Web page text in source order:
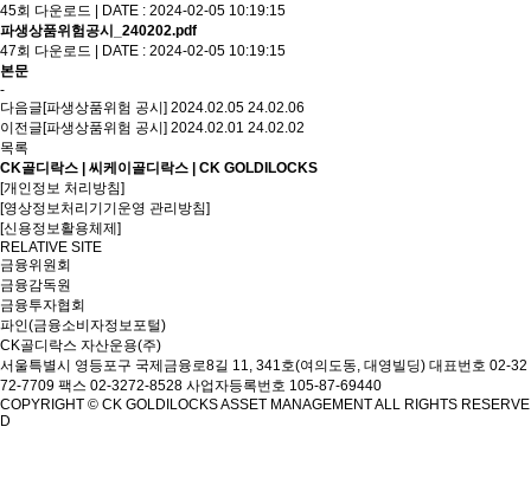
45회 다운로드 | DATE : 2024-02-05 10:19:15
파생상품위험공시_240202.pdf
47회 다운로드 | DATE : 2024-02-05 10:19:15
본문
-
다음글[파생상품위험 공시] 2024.02.05 24.02.06
이전글[파생상품위험 공시] 2024.02.01 24.02.02
목록
CK골디락스 | 씨케이골디락스 | CK GOLDILOCKS
[개인정보 처리방침]
[영상정보처리기기운영 관리방침]
[신용정보활용체제]
RELATIVE SITE
금융위원회
금융감독원
금융투자협회
파인(금융소비자정보포털)
CK골디락스 자산운용(주)
서울특별시 영등포구 국제금융로8길 11, 341호(여의도동, 대영빌딩) 대표번호 02-32
72-7709 팩스 02-3272-8528 사업자등록번호 105-87-69440
COPYRIGHT © CK GOLDILOCKS ASSET MANAGEMENT ALL RIGHTS RESERVE
D